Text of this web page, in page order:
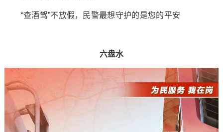
“查酒驾”不放假，民警最想守护的是您的平安
六盘水